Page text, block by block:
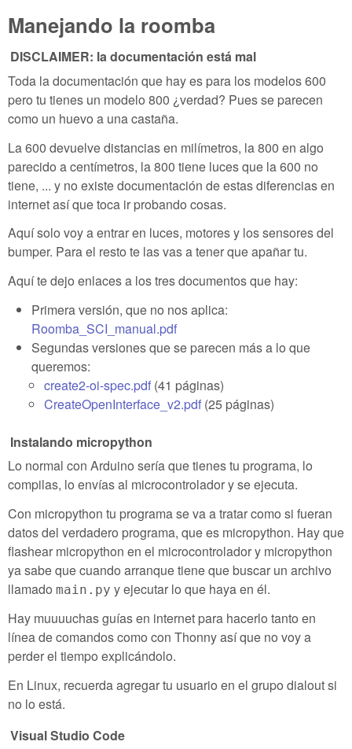
Manejando la roomba
DISCLAIMER: la documentación está mal
Toda la documentación que hay es para los modelos 600
pero tu tienes un modelo 800 ¿verdad? Pues se parecen
como un huevo a una castaña.
La 600 devuelve distancias en milímetros, la 800 en algo
parecido a centímetros, la 800 tiene luces que la 600 no
tiene, ... y no existe documentación de estas diferencias en
internet así que toca ir probando cosas.
Aquí solo voy a entrar en luces, motores y los sensores del
bumper. Para el resto te las vas a tener que apañar tu.
Aquí te dejo enlaces a los tres documentos que hay:
Primera versión, que no nos aplica:
Roomba_SCI_manual.pdf
Segundas versiones que se parecen más a lo que
queremos:
create2-oi-spec.pdf (41 páginas)
CreateOpenInterface_v2.pdf (25 páginas)
Instalando micropython
Lo normal con Arduino sería que tienes tu programa, lo
compilas, lo envías al microcontrolador y se ejecuta.
Con micropython tu programa se va a tratar como si fueran
datos del verdadero programa, que es micropython. Hay que
flashear micropython en el microcontrolador y micropython
ya sabe que cuando arranque tiene que buscar un archivo
llamado main.py y ejecutar lo que haya en él.
Hay muuuuchas guías en internet para hacerlo tanto en
línea de comandos como con Thonny así que no voy a
perder el tiempo explicándolo.
En Linux, recuerda agregar tu usuario en el grupo dialout si
no lo está.
Visual Studio Code